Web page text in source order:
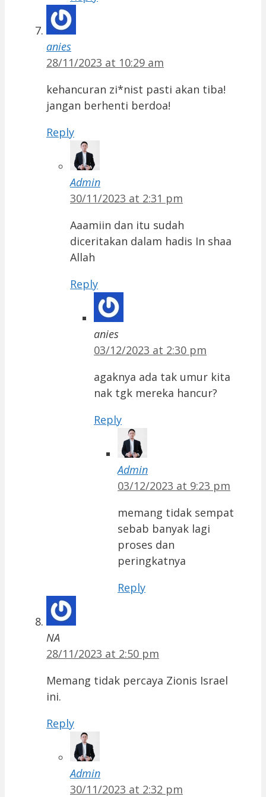
anies
28/11/2023 at 10:29 am
kehancuran zi*nist pasti akan tiba!
jangan berhenti berdoa!
Reply
Admin
30/11/2023 at 2:31 pm
Aaamiin dan itu sudah
diceritakan dalam hadis In shaa
Allah
Reply
anies
03/12/2023 at 2:30 pm
agaknya ada tak umur kita
nak tgk mereka hancur?
Reply
Admin
03/12/2023 at 9:23 pm
memang tidak sempat
sebab banyak lagi
proses dan
peringkatnya
Reply
NA
28/11/2023 at 2:50 pm
Memang tidak percaya Zionis Israel
ini.
Reply
Admin
30/11/2023 at 2:32 pm